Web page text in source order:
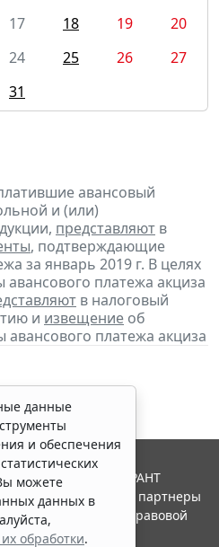
17 18 19
20
24 25 26
27
31
авансовый
и (или)
представляют в
, подтверждающие
за январь 2019 г. В целях
платежа акциза
в налоговый
и извещение об
платежа акциза
данные
и обеспечения
можете
данных в
обработки.
2026. Система ГАРАНТ
"Гарант" и ее партнеры
ассоциации правовой